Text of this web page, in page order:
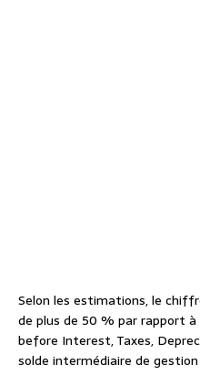
Selon les estimations, le
de plus de 50 % par rapport à
before Interest, Taxes,
solde intermédiaire de